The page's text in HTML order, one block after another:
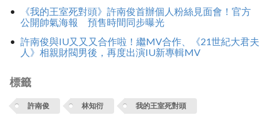
《我的王室死對頭》許南俊首辦個人粉絲見面會！官方
公開帥氣海報 預售時間同步曝光
許南俊與IU又又又合作啦！繼MV合作、《21世紀大君夫
人》相親財閥男後，再度出演IU新專輯MV
標籤
許南俊 林知衍 我的王室死對頭